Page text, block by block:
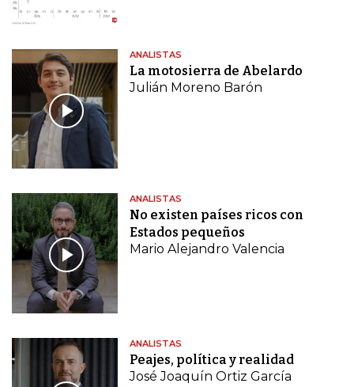
ANALISTAS
La motosierra de Abelardo
Julián Moreno Barón
ANALISTAS
No existen países ricos con
Estados pequeños
Mario Alejandro Valencia
ANALISTAS
Peajes, política y realidad
José Joaquín Ortiz García